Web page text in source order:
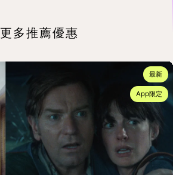
更多推薦優惠
最新
App限定